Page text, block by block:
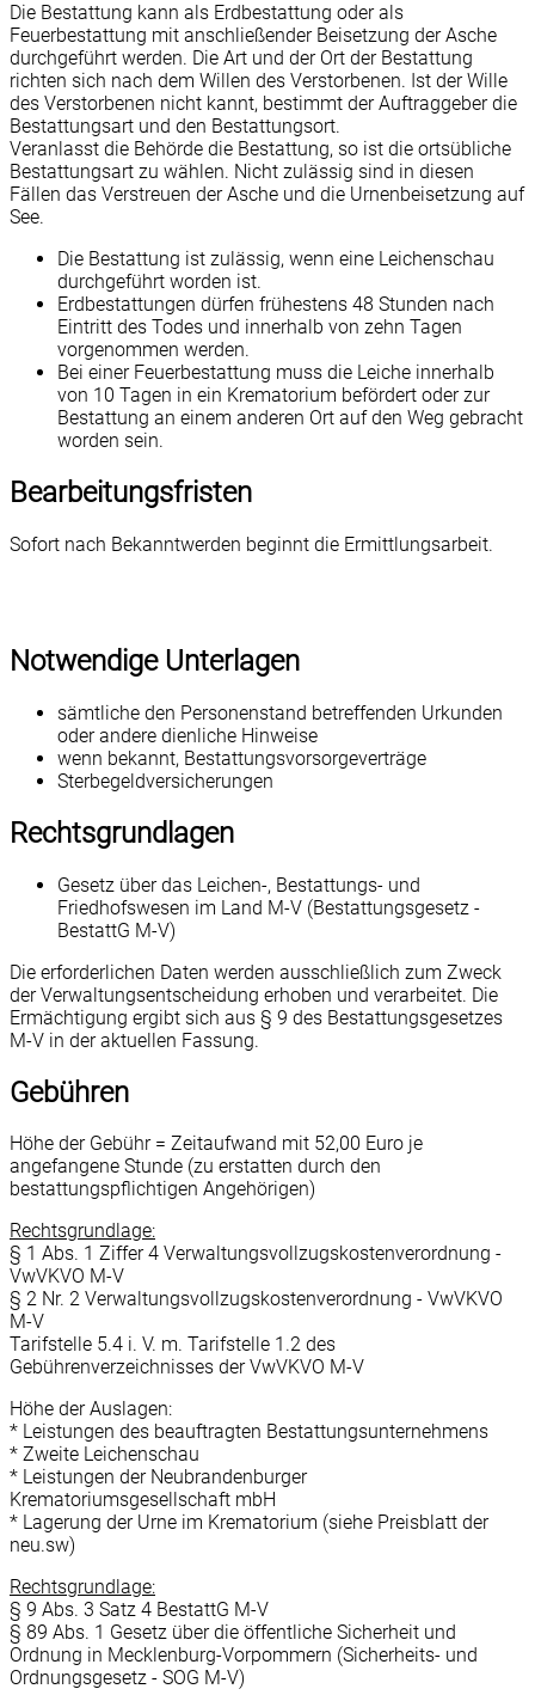
Die Bestattung kann als Erdbestattung oder als
Feuerbestattung mit anschließender Beisetzung der Asche
durchgeführt werden. Die Art und der Ort der Bestattung
richten sich nach dem Willen des Verstorbenen. Ist der Wille
des Verstorbenen nicht kannt, bestimmt der Auftraggeber die
Bestattungsart und den Bestattungsort.
Veranlasst die Behörde die Bestattung, so ist die ortsübliche
Bestattungsart zu wählen. Nicht zulässig sind in diesen
Fällen das Verstreuen der Asche und die Urnenbeisetzung auf
See.
Die Bestattung ist zulässig, wenn eine Leichenschau
durchgeführt worden ist.
Erdbestattungen dürfen frühestens 48 Stunden nach
Eintritt des Todes und innerhalb von zehn Tagen
vorgenommen werden.
Bei einer Feuerbestattung muss die Leiche innerhalb
von 10 Tagen in ein Krematorium befördert oder zur
Bestattung an einem anderen Ort auf den Weg gebracht
worden sein.
Bearbeitungsfristen
Sofort nach Bekanntwerden beginnt die Ermittlungsarbeit.
Notwendige Unterlagen
sämtliche den Personenstand betreffenden Urkunden
oder andere dienliche Hinweise
wenn bekannt, Bestattungsvorsorgeverträge
Sterbegeldversicherungen
Rechtsgrundlagen
Gesetz über das Leichen-, Bestattungs- und
Friedhofswesen im Land M-V (Bestattungsgesetz -
BestattG M-V)
Die erforderlichen Daten werden ausschließlich zum Zweck
der Verwaltungsentscheidung erhoben und verarbeitet. Die
Ermächtigung ergibt sich aus § 9 des Bestattungsgesetzes
M-V in der aktuellen Fassung.
Gebühren
Höhe der Gebühr = Zeitaufwand mit 52,00 Euro je
angefangene Stunde (zu erstatten durch den
bestattungspflichtigen Angehörigen)
Rechtsgrundlage:
§ 1 Abs. 1 Ziffer 4 Verwaltungsvollzugskostenverordnung -
VwVKVO M-V
§ 2 Nr. 2 Verwaltungsvollzugskostenverordnung - VwVKVO
M-V
Tarifstelle 5.4 i. V. m. Tarifstelle 1.2 des
Gebührenverzeichnisses der VwVKVO M-V
Höhe der Auslagen:
* Leistungen des beauftragten Bestattungsunternehmens
* Zweite Leichenschau
* Leistungen der Neubrandenburger
Krematoriumsgesellschaft mbH
* Lagerung der Urne im Krematorium (siehe Preisblatt der
neu.sw)
Rechtsgrundlage:
§ 9 Abs. 3 Satz 4 BestattG M-V
§ 89 Abs. 1 Gesetz über die öffentliche Sicherheit und
Ordnung in Mecklenburg-Vorpommern (Sicherheits- und
Ordnungsgesetz - SOG M-V)